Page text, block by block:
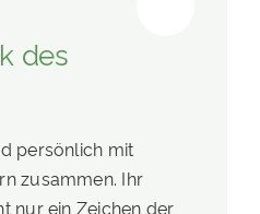
des
persönlich mit
zusammen. Ihr
nur ein Zeichen der